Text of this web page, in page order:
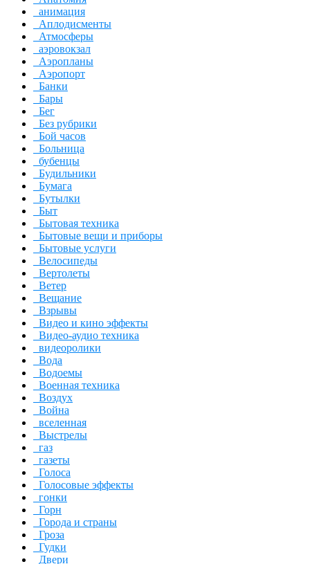
анимация
Аплодисменты
Атмосферы
аэровокзал
Аэропланы
Аэропорт
Банки
Бары
Бег
Без рубрики
Бой часов
Больница
бубенцы
Будильники
Бумага
Бутылки
Быт
Бытовая техника
Бытовые вещи и приборы
Бытовые услуги
Велосипеды
Вертолеты
Ветер
Вещание
Взрывы
Видео и кино эффекты
Видео-аудио техника
видеоролики
Вода
Водоемы
Военная техника
Воздух
Война
вселенная
Выстрелы
газ
газеты
Голоса
Голосовые эффекты
гонки
Горн
Города и страны
Гроза
Гудки
Двери